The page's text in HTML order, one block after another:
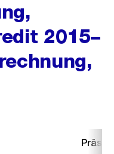
2015–